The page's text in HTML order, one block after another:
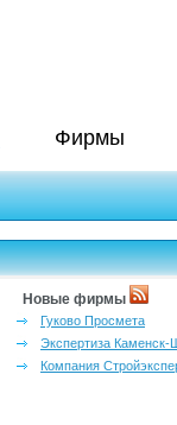
Фирмы
Новые фирмы
Гуково Просмета
Экспертиза Каменск-
Компания